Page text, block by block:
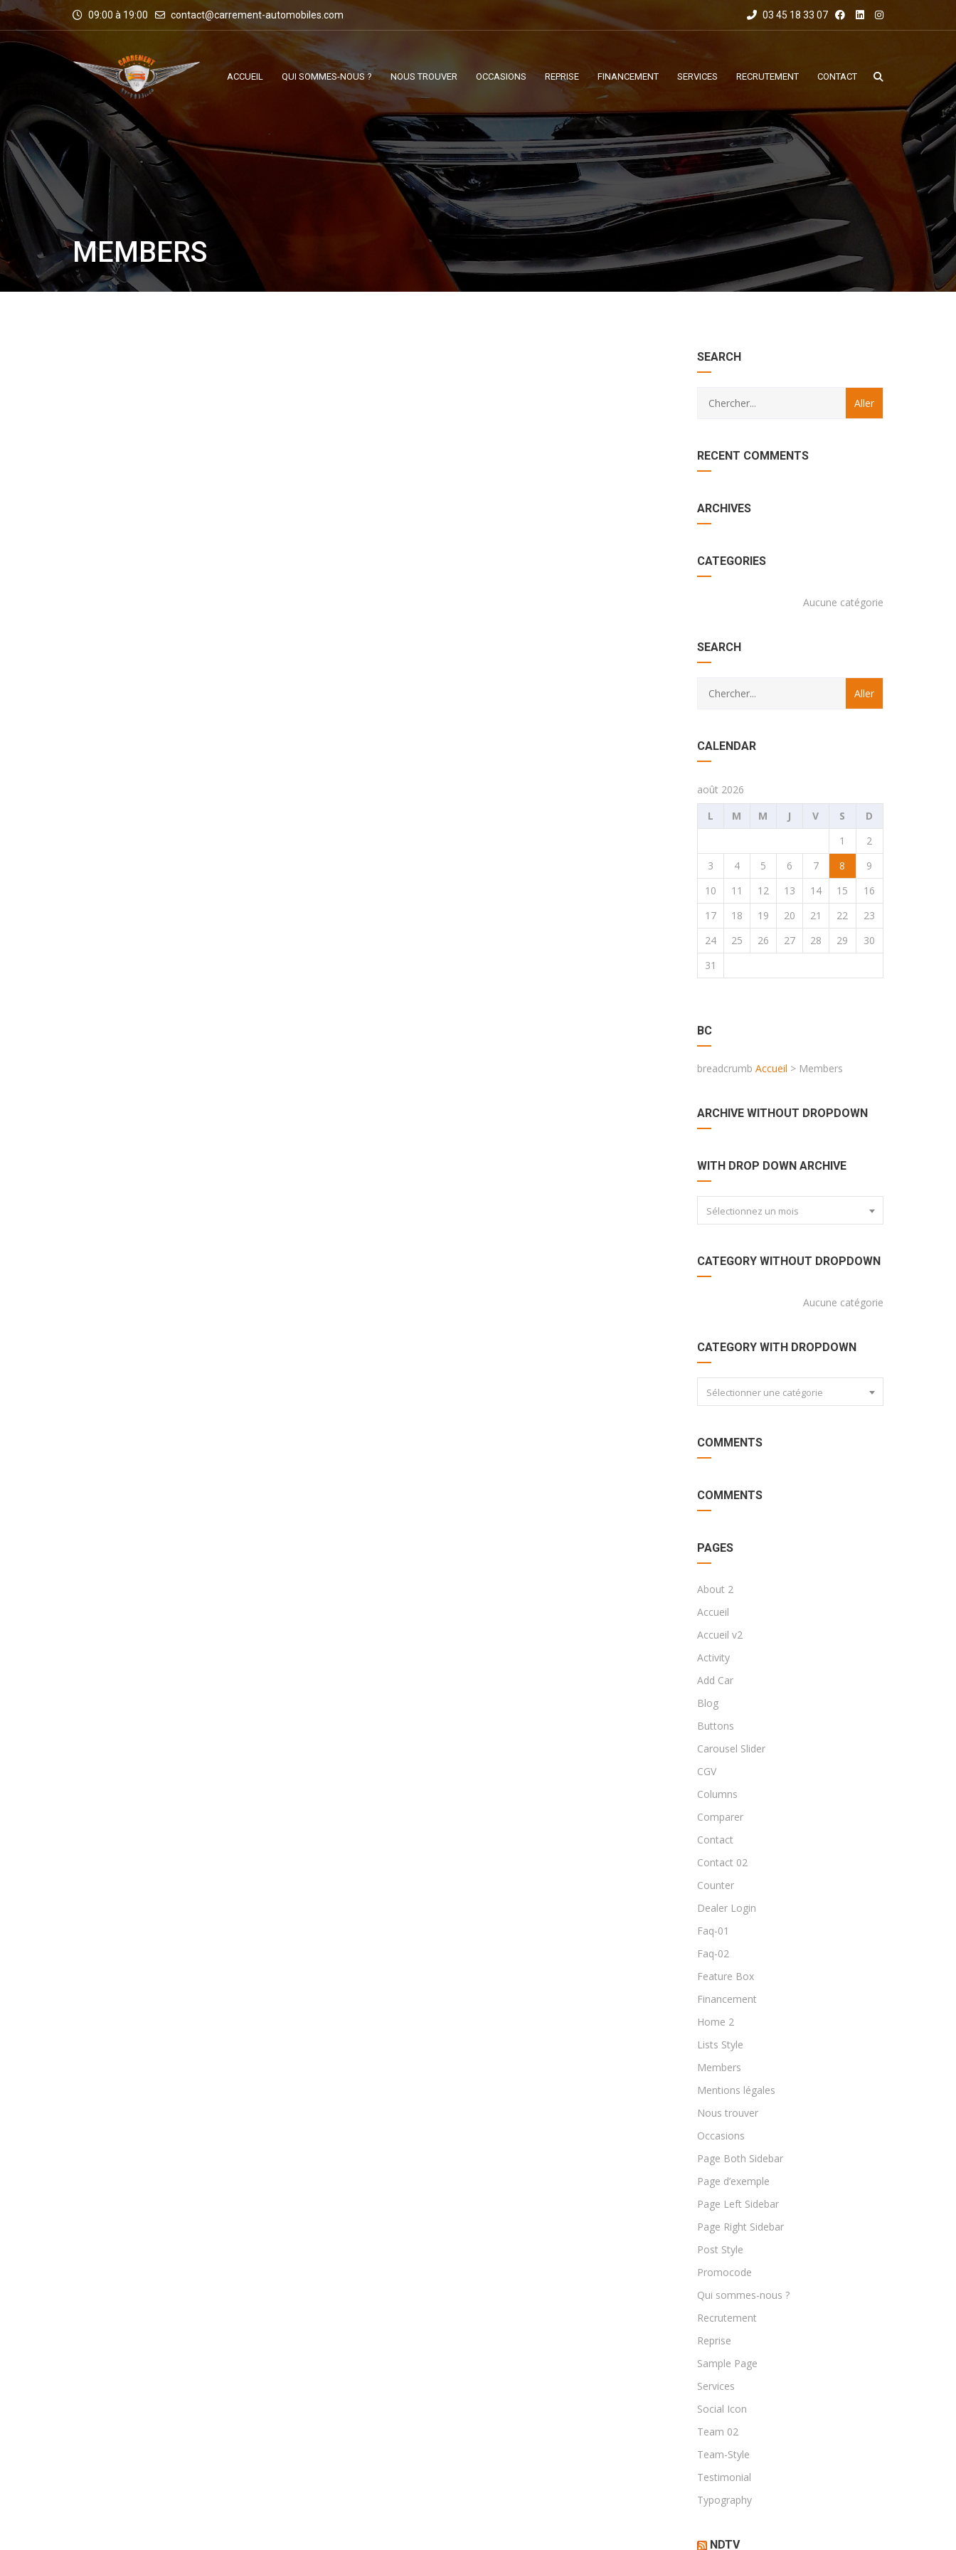
09:00 à 19:00 contact@carrement-automobiles.com 03 45 18 33 07
ACCUEIL QUI SOMMES-NOUS ? NOUS TROUVER OCCASIONS REPRISE FINANCEMENT SERVICES RECRUTEMENT CONTACT
MEMBERS
SEARCH
RECENT COMMENTS
ARCHIVES
CATEGORIES
Aucune catégorie
SEARCH
CALENDAR
août 2026
L
M M J V S
D
1
2
3
4 5 6 7 8
9
10
11 12 13 14 15
16
17
18 19 20 21 22
23
24
25 26 27 28 29
30
31
BC
breadcrumb Accueil > Members
ARCHIVE WITHOUT DROPDOWN
WITH DROP DOWN ARCHIVE
with
drop
archive
Sélectionnez un mois
CATEGORY WITHOUT DROPDOWN
Aucune catégorie
CATEGORY WITH DROPDOWN
Category
with
Sélectionner une catégorie
COMMENTS
COMMENTS
PAGES
About 2
Accueil
Accueil v2
Activity
Add Car
Blog
Buttons
Carousel Slider
CGV
Columns
Comparer
Contact
Contact 02
Counter
Dealer Login
Faq-01
Faq-02
Feature Box
Financement
Home 2
Lists Style
Members
Mentions légales
Nous trouver
Occasions
Page Both Sidebar
Page d’exemple
Page Left Sidebar
Page Right Sidebar
Post Style
Promocode
Qui sommes-nous ?
Recrutement
Reprise
Sample Page
Services
Social Icon
Team 02
Team-Style
Testimonial
Typography
NDTV